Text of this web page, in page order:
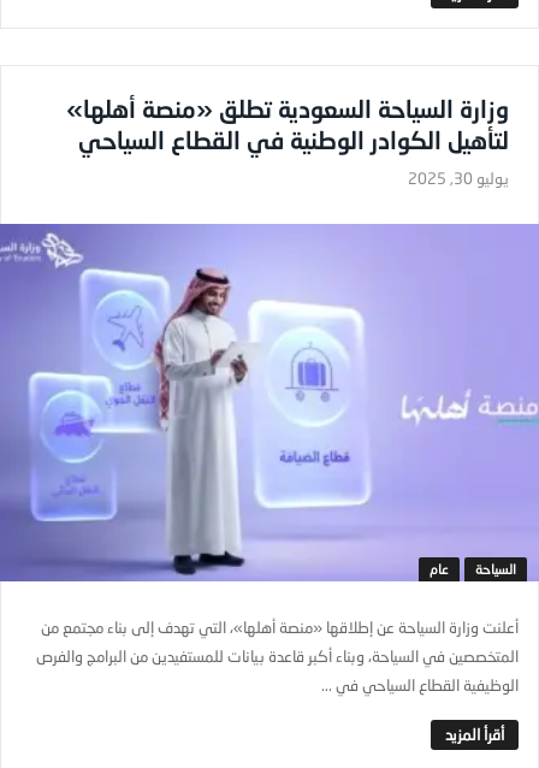
وزارة السياحة السعودية تطلق «منصة أهلها»
لتأهيل الكوادر الوطنية في القطاع السياحي
يوليو 30, 2025
السياحة عام
أعلنت وزارة السياحة عن إطلاقها «منصة أهلها»، التي تهدف إلى بناء مجتمع من
المتخصصين في السياحة، وبناء أكبر قاعدة بيانات للمستفيدين من البرامج والفرص
الوظيفية القطاع السياحي في ...